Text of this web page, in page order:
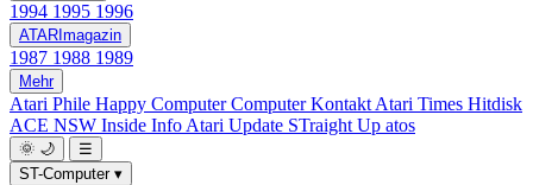
1994 1995 1996
ATARImagazin
1987 1988 1989
Mehr
Atari Phile Happy ComputerComputer Kontakt Atari Times Hitdisk
ACE NSW Inside Info Atari Update STraight Up atos
🌞 🌙
☰
ST-Computer ▾